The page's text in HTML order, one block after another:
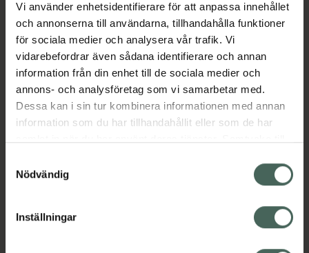
Vi använder enhetsidentifierare för att anpassa innehållet
och annonserna till användarna, tillhandahålla funktioner
för sociala medier och analysera vår trafik. Vi
vidarebefordrar även sådana identifierare och annan
information från din enhet till de sociala medier och
annons- och analysföretag som vi samarbetar med.
Dessa kan i sin tur kombinera informationen med annan
information som du har tillhandahållit eller som de har
återkalla ditt samtycke via webbplatsens
cookieinställningar. Ett återkallat samtycke påverkar inte
lagligheten av behandling som skett innan återkallelsen.
Nödvändig
Inställningar
Beskrivning Dölj
Läs alltid bipacksedeln innan
användning.
EAN:07046260304246
Visa